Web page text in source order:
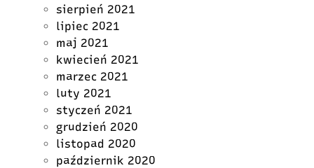
sierpień 2021
lipiec 2021
maj 2021
kwiecień 2021
marzec 2021
luty 2021
styczeń 2021
grudzień 2020
listopad 2020
październik 2020